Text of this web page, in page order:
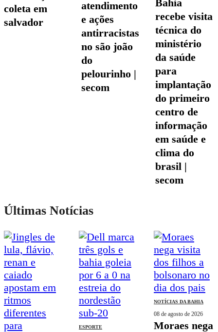
coleta em
salvador
atendimento
e ações
antirracistas
no são joão
do
pelourinho |
secom
bahia
recebe visita
técnica do
ministério
da saúde
para
implantação
do primeiro
centro de
informação
em saúde e
clima do
brasil |
secom
Últimas Notícias
ESPORTE
NOTÍCIAS DA BAHIA
08 de agosto de 2026
moraes nega